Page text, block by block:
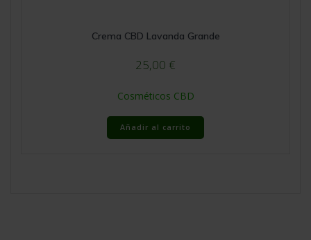
Crema CBD Lavanda Grande
25,00 €
Cosméticos CBD
Añadir al carrito